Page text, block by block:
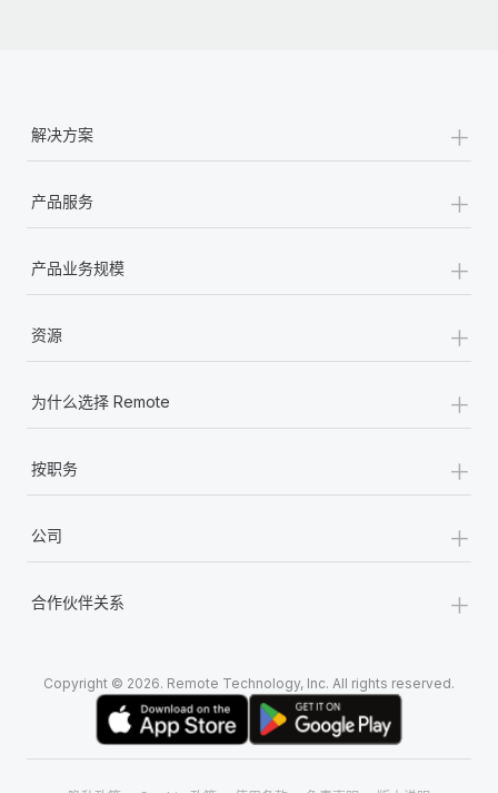
解决方案 +
产品服务 +
产品业务规模 +
资源 +
为什么选择 Remote +
按职务 +
公司 +
合作伙伴关系 +
Copyright © 2026. Remote Technology, Inc. All rights reserved.